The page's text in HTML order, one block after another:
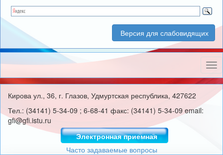
Версия для слабовидящих
Кирова ул., 36, г. Глазов, Удмуртская республика, 427622
Тел.: (34141) 5-34-09 ; 6-68-41 факс: (34141) 5-34-09 email:
gfi@gfi.istu.ru
Электронная приемная
Часто задаваемые вопросы